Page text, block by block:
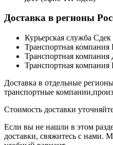
Доставка в регионы
Курьерская служба Сдек
Транспортная компания
Транспортная
Транспортная компания
Доставка в отдельные
транспортные
Стоимость доставки
Если вы не нашли в этом
доставки, свяжитесь с нами.